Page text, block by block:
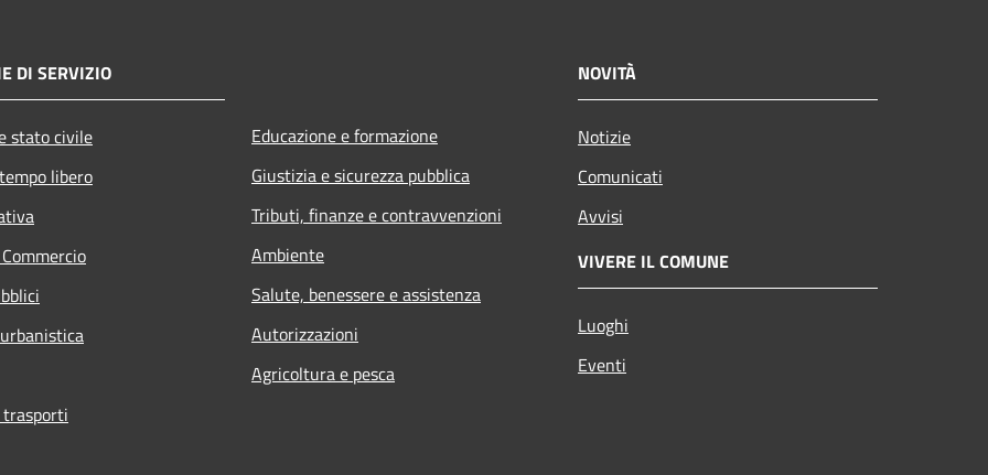
DI SERVIZIO
stato civile
libero
Educazione e formazione
Giustizia e sicurezza pubblica
Tributi, finanze e contravvenzioni
Ambiente
Salute, benessere e assistenza
Autorizzazioni
Agricoltura e pesca
NOVITÀ
Notizie
Comunicati
Avvisi
VIVERE IL COMUNE
Luoghi
Eventi